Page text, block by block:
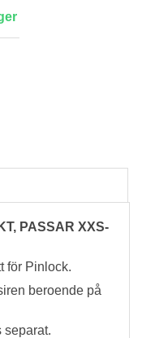
PASSAR XXS-
för Pinlock.
beroende på
separat.